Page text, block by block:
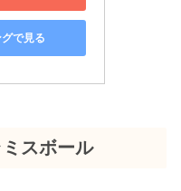
で見る
スボール